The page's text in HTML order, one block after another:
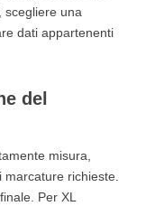
scegliere una
dati appartenenti
del
misura,
marcature richieste.
Per XL